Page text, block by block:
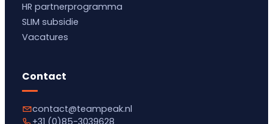
HR partnerprogramma
SLIM subsidie
Vacatures
Contact
contact@teampeak.nl